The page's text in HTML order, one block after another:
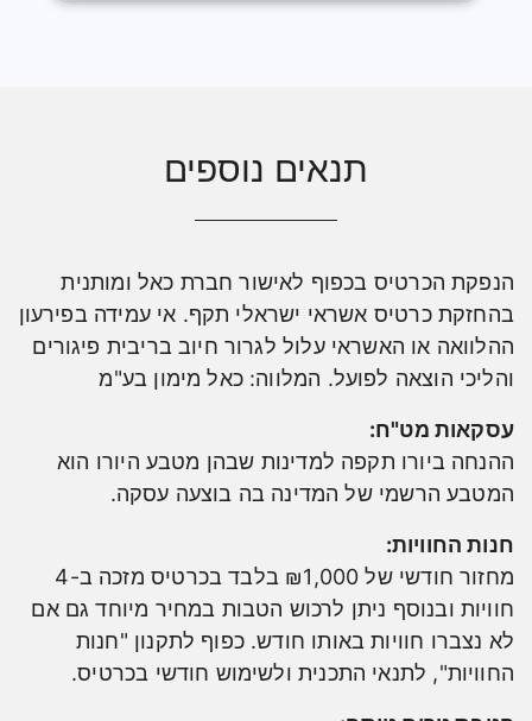
תנאים נוספים
הנפקת הכרטיס בכפוף לאישור חברת כאל ומותנית
בהחזקת כרטיס אשראי ישראלי תקף. אי עמידה בפירעון
ההלוואה או האשראי עלול לגרור חיוב בריבית פיגורים
והליכי הוצאה לפועל. המלווה: כאל מימון בע"מ
עסקאות מט"ח:
ההנחה ביורו תקפה למדינות שבהן מטבע היורו הוא
המטבע הרשמי של המדינה בה בוצעה עסקה.
חנות החוויות:
מחזור חודשי של ₪1,000 בלבד בכרטיס מזכה ב-4
חוויות ובנוסף ניתן לרכוש הטבות במחיר מיוחד גם אם
לא נצברו חוויות באותו חודש. כפוף לתקנון "חנות
החוויות", לתנאי התכנית ולשימוש חודשי בכרטיס.